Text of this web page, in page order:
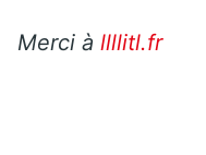
Merci à llllitl.fr